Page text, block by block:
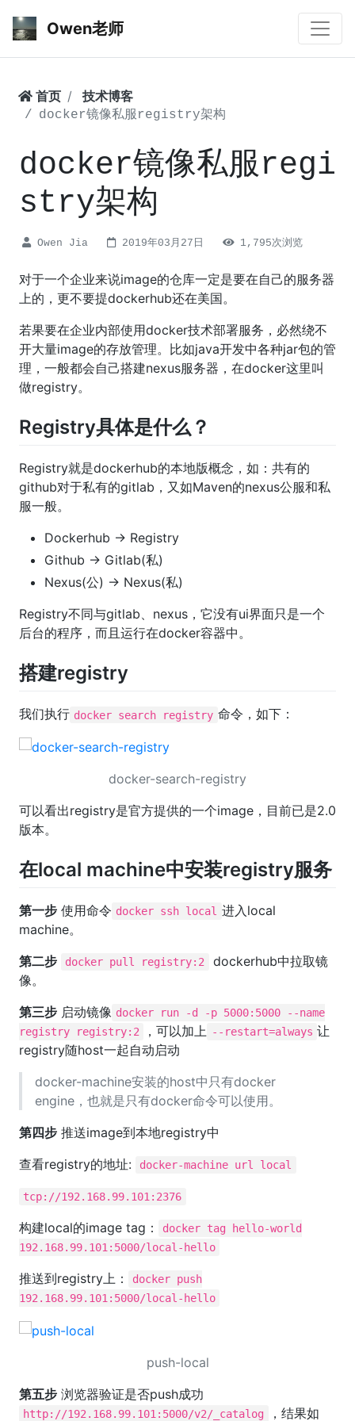
Owen老师
首页 技术博客
docker镜像私服registry架构
docker镜像私服regi
stry架构
Owen Jia 2019年03月27日 1,795次浏览
对于一个企业来说image的仓库一定是要在自己的服务器
上的，更不要提dockerhub还在美国。
若果要在企业内部使用docker技术部署服务，必然绕不
开大量image的存放管理。比如java开发中各种jar包的管
理，一般都会自己搭建nexus服务器，在docker这里叫
做registry。
Registry具体是什么？
Registry就是dockerhub的本地版概念，如：共有的
github对于私有的gitlab，又如Maven的nexus公服和私
服一般。
Dockerhub -> Registry
Github -> Gitlab(私)
Nexus(公) -> Nexus(私)
Registry不同与gitlab、nexus，它没有ui界面只是一个
后台的程序，而且运行在docker容器中。
搭建registry
我们执行 docker search registry 命令，如下：
docker-search-registry
可以看出registry是官方提供的一个image，目前已是2.0
版本。
在local machine中安装registry服务
第一步 使用命令 docker ssh local 进入local
machine。
第二步
docker pull registry:2
dockerhub中拉取镜
像。
第三步 启动镜像 docker run -d -p 5000:5000 --name
registry registry:2
，可以加上 --restart=always 让
registry随host一起自动启动
docker-machine安装的host中只有docker
engine，也就是只有docker命令可以使用。
第四步 推送image到本地registry中
查看registry的地址:
docker-machine url local
tcp://192.168.99.101:2376
构建local的image tag：
docker tag hello-world
192.168.99.101:5000/local-hello
推送到registry上：
docker push
192.168.99.101:5000/local-hello
push-local
第五步 浏览器验证是否push成功
http://192.168.99.101:5000/v2/_catalog ，结果如